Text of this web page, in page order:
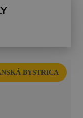
BYSTRICA